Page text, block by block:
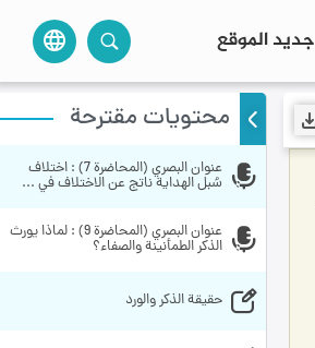
جديد الموقع language
محتويات مقترحة
سُبل الهداية ناتج عن الاختلاف في ...
الذكر الطمأنينة والصفاء؟
حقيقة الذكر والورد